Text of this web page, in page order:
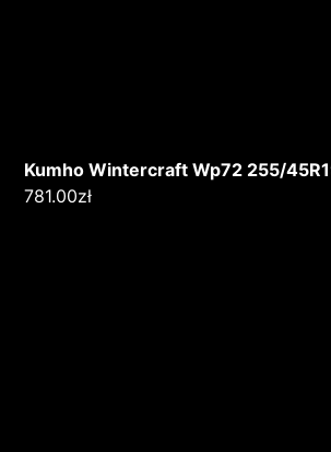
Kumho Wintercraft Wp72 255/
781.00zł